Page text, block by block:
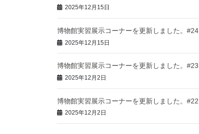
2025年12月15日
博物館実習展示コーナーを更新しました。#24
2025年12月15日
博物館実習展示コーナーを更新しました。#23
2025年12月2日
博物館実習展示コーナーを更新しました。#22
2025年12月2日